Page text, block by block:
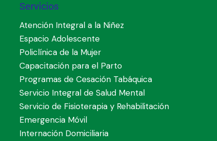
Servicios
Atención Integral a la Niñez
Espacio Adolescente
Policlínica de la Mujer
Capacitación para el Parto
Programas de Cesación Tabáquica
Servicio Integral de Salud Mental
Servicio de Fisioterapia y Rehabilitación
Emergencia Móvil
Internación Domiciliaria